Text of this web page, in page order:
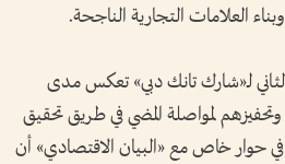
العلامات التجارية الناجحة.
لـ«شارك تانك دبي» تعكس مدى
لمواصلة المضي في طريق تحقيق
خاص مع «البيان الاقتصادي» أن